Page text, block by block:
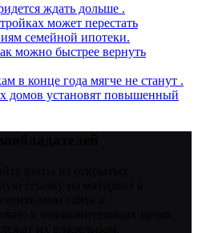
ждать дольше .
может перестать
семейной ипотеки.
можно быстрее вернуть
в конце года мягче не станут .
домов установят повышенный